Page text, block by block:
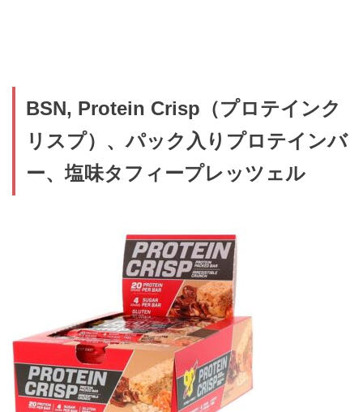
BSN, Protein Crisp（プロテインク
リスプ）、パック入りプロテインバ
ー、塩味タフィープレッツェル